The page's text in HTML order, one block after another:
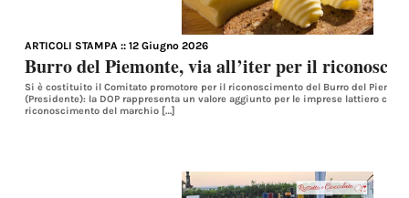
ARTICOLI STAMPA :: 12 Giugno 2026
Burro del Piemonte, via all’iter per il
Si è costituito il Comitato promotore per il riconoscimento del Burro del
(Presidente): la DOP rappresenta un valore aggiunto per le imprese lattiero
riconoscimento del marchio […]